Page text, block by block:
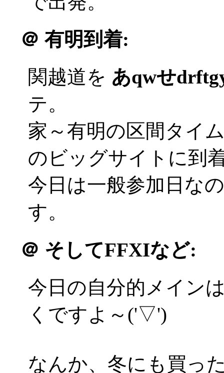
＠ 有明到着:
関越道を あqwせ
テ。
家～有明の区間タイ
のビッグサイトに到
今日は一般参加日な
す。
＠ そしてFFXIなど:
今日の自分的メイン
くですよ～('▽')
なんか、冬にも買っ